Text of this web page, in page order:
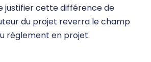
justifier cette différence de
du projet reverra le champ
règlement en projet.